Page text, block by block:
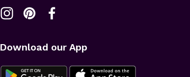
Download our App